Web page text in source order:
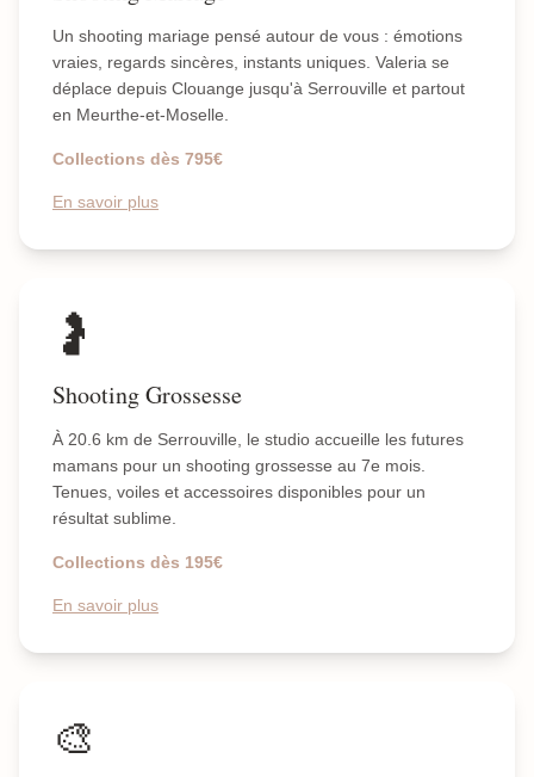
Un shooting mariage pensé autour de vous : émotions
vraies, regards sincères, instants uniques. Valeria se
déplace depuis Clouange jusqu'à Serrouville et partout
en Meurthe-et-Moselle.
Collections dès 795€
En savoir plus
🤰
Shooting Grossesse
À 20.6 km de Serrouville, le studio accueille les futures
mamans pour un shooting grossesse au 7e mois.
Tenues, voiles et accessoires disponibles pour un
résultat sublime.
Collections dès 195€
En savoir plus
🎨